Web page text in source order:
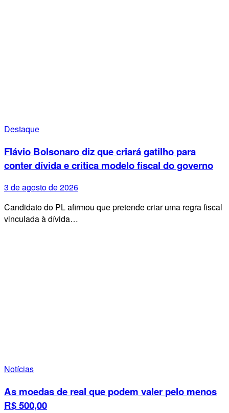
Destaque
Flávio Bolsonaro diz que criará gatilho para
conter dívida e critica modelo fiscal do governo
3 de agosto de 2026
Candidato do PL afirmou que pretende criar uma regra fiscal
vinculada à dívida…
Notícias
As moedas de real que podem valer pelo menos
R$ 500,00